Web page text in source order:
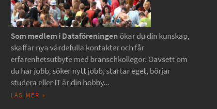
Som medlem i Dataföreningen ökar du din kunskap,
skaffar nya värdefulla kontakter och får
erfarenhetsutbyte med branschkollegor. Oavsett om
du har jobb, söker nytt jobb, startar eget, börjar
studera eller IT är din hobby...
LÄS MER »